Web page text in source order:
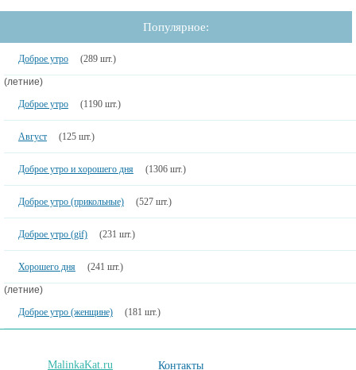
Популярное:
Доброе утро (289 шт.)
(летние)
Доброе утро
(1190 шт.)
Август (125 шт.)
Доброе утро и хорошего дня (1306 шт.)
Доброе утро (прикольные) (527 шт.)
Доброе утро (gif) (231 шт.)
Хорошего дня (241 шт.)
(летние)
Доброе утро (женщине)
(181 шт.)
MalinkaKat.ru Контакты